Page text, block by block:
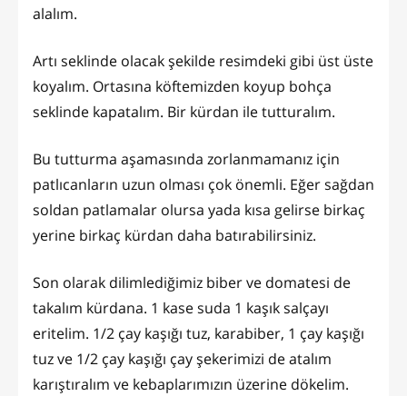
alalım.
Artı seklinde olacak şekilde resimdeki gibi üst üste
koyalım. Ortasına köftemizden koyup bohça
seklinde kapatalım. Bir kürdan ile tutturalım.
Bu tutturma aşamasında zorlanmamanız için
patlıcanların uzun olması çok önemli. Eğer sağdan
soldan patlamalar olursa yada kısa gelirse birkaç
yerine birkaç kürdan daha batırabilirsiniz.
Son olarak dilimlediğimiz biber ve domatesi de
takalım kürdana. 1 kase suda 1 kaşık salçayı
eritelim. 1/2 çay kaşığı tuz, karabiber, 1 çay kaşığı
tuz ve 1/2 çay kaşığı çay şekerimizi de atalım
karıştıralım ve kebaplarımızın üzerine dökelim.